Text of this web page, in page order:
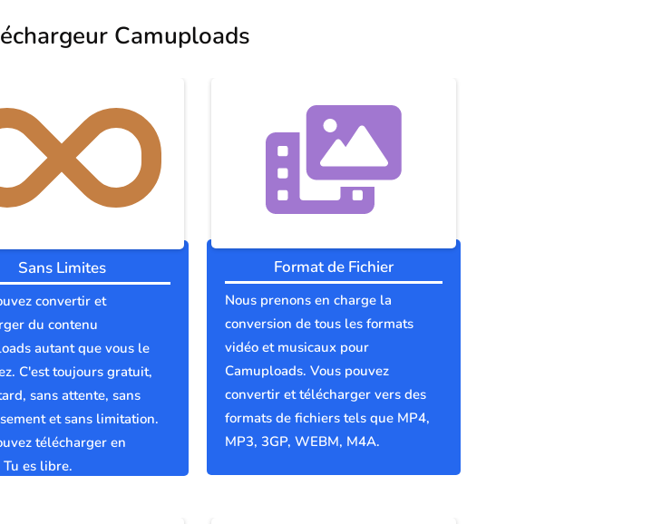
Camuploads
Sans Limites
convertir et
du contenu
autant que vous le
C'est toujours gratuit,
sans attente, sans
et sans limitation.
télécharger en
es libre.
Format de Fichier
Nous prenons en charge la
conversion de tous les formats
vidéo et musicaux pour
Camuploads. Vous pouvez
convertir et télécharger vers des
formats de fichiers tels que MP4,
MP3, 3GP, WEBM, M4A.